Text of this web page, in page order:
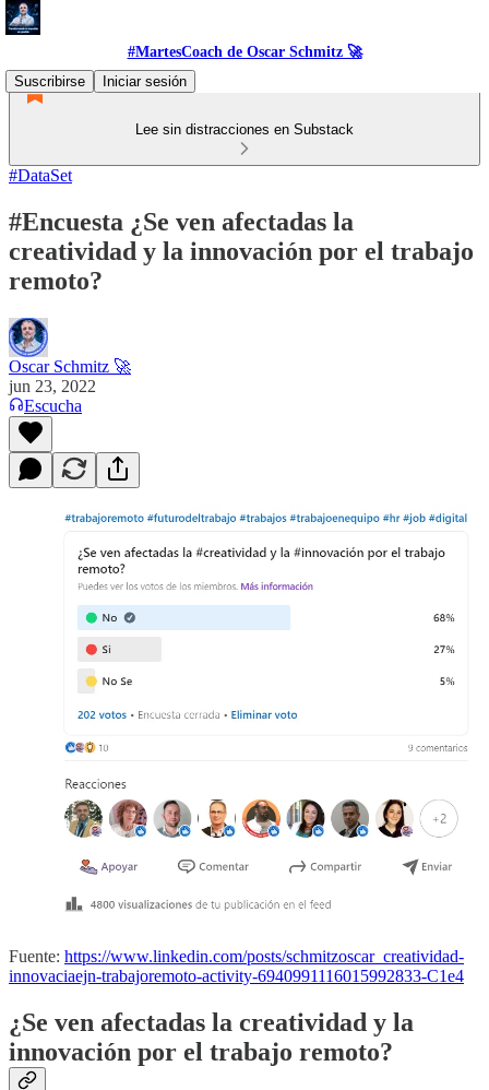
#MartesCoach de Oscar Schmitz 🚀
Suscribirse
Iniciar sesión
Lee sin distracciones en Substack
#DataSet
#Encuesta ¿Se ven afectadas la
creatividad y la innovación por el trabajo
remoto?
Oscar Schmitz 🚀
jun 23, 2022
Escucha
Fuente: https://www.linkedin.com/posts/schmitzoscar_creatividad-
innovaciaejn-trabajoremoto-activity-6940991116015992833-C1e4
¿Se ven afectadas la creatividad y la
innovación por el trabajo remoto?